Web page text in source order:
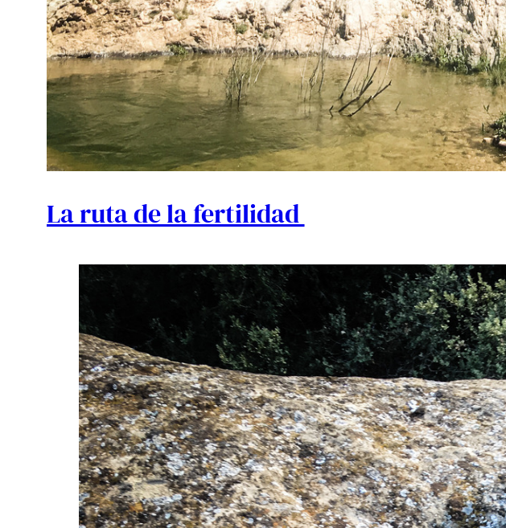
La ruta de la fertilidad